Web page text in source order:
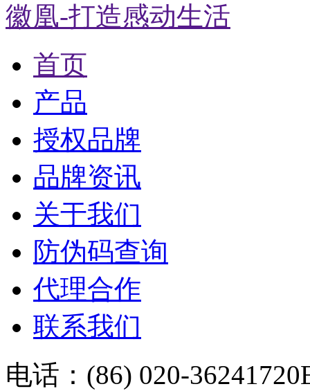
徽凰-打造感动生活
首页
产品
授权品牌
品牌资讯
关于我们
防伪码查询
代理合作
联系我们
电话：(86) 020-36241720